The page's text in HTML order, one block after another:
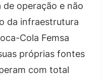
de operação e não
da infraestrutura
Cola Femsa
próprias fontes
com total